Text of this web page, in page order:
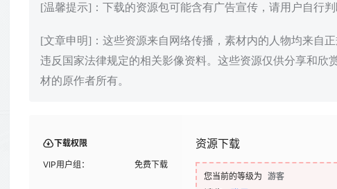
[温馨提示]：下载的资源包可能含有广告宣传，请用户自行判
[文章申明]：这些资源来自网络传播，素材内的人物均来自
违反国家法律规定的相关影像资料。这些资源仅供分享和欣
材的原作者所有。
下载权限
VIP用户组： 免费下载
资源下载
您当前的等级为 游客